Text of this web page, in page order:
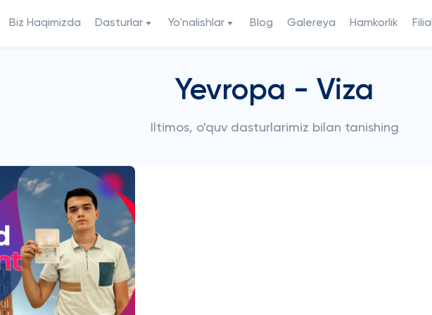
Biz Haqimizda Dasturlar Yo'nalishlar Blog Galereya Hamkorlik
Yevropa - Viza
Iltimos, o'quv dasturlarimiz bilan tanishing